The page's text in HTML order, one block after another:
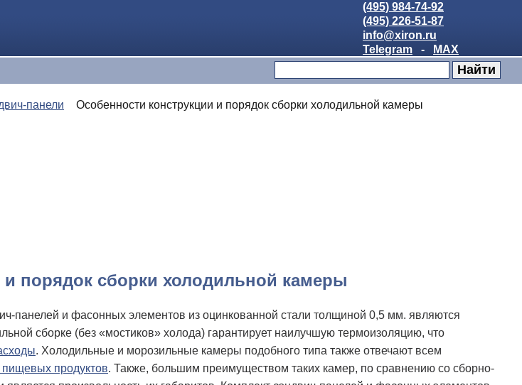
(495) 984-74-92
(495) 226-51-87
info@xiron.ru
Telegram
- MAX
панели Особенности конструкции и порядок сборки холодильной камеры
порядок сборки холодильной камеры
панелей и фасонных элементов из оцинкованной стали толщиной 0,5 мм. являются
сборке (без «мостиков» холода) гарантирует наилучшую термоизоляцию, что
. Холодильные и морозильные камеры подобного типа также отвечают всем
продуктов. Также, большим преимуществом таких камер, по сравнению со сборно-